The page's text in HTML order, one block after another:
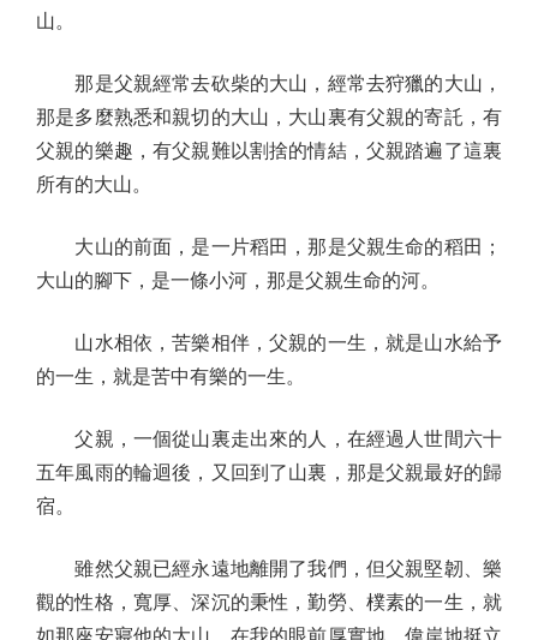
山。
那是父親經常去砍柴的大山，經常去狩獵的大山，
那是多麼熟悉和親切的大山，大山裏有父親的寄託，有
父親的樂趣，有父親難以割捨的情結，父親踏遍了這裏
所有的大山。
大山的前面，是一片稻田，那是父親生命的稻田；
大山的腳下，是一條小河，那是父親生命的河。
山水相依，苦樂相伴，父親的一生，就是山水給予
的一生，就是苦中有樂的一生。
父親，一個從山裏走出來的人，在經過人世間六十
五年風雨的輪迴後，又回到了山裏，那是父親最好的歸
宿。
雖然父親已經永遠地離開了我們，但父親堅韌、樂
觀的性格，寬厚、深沉的秉性，勤勞、樸素的一生，就